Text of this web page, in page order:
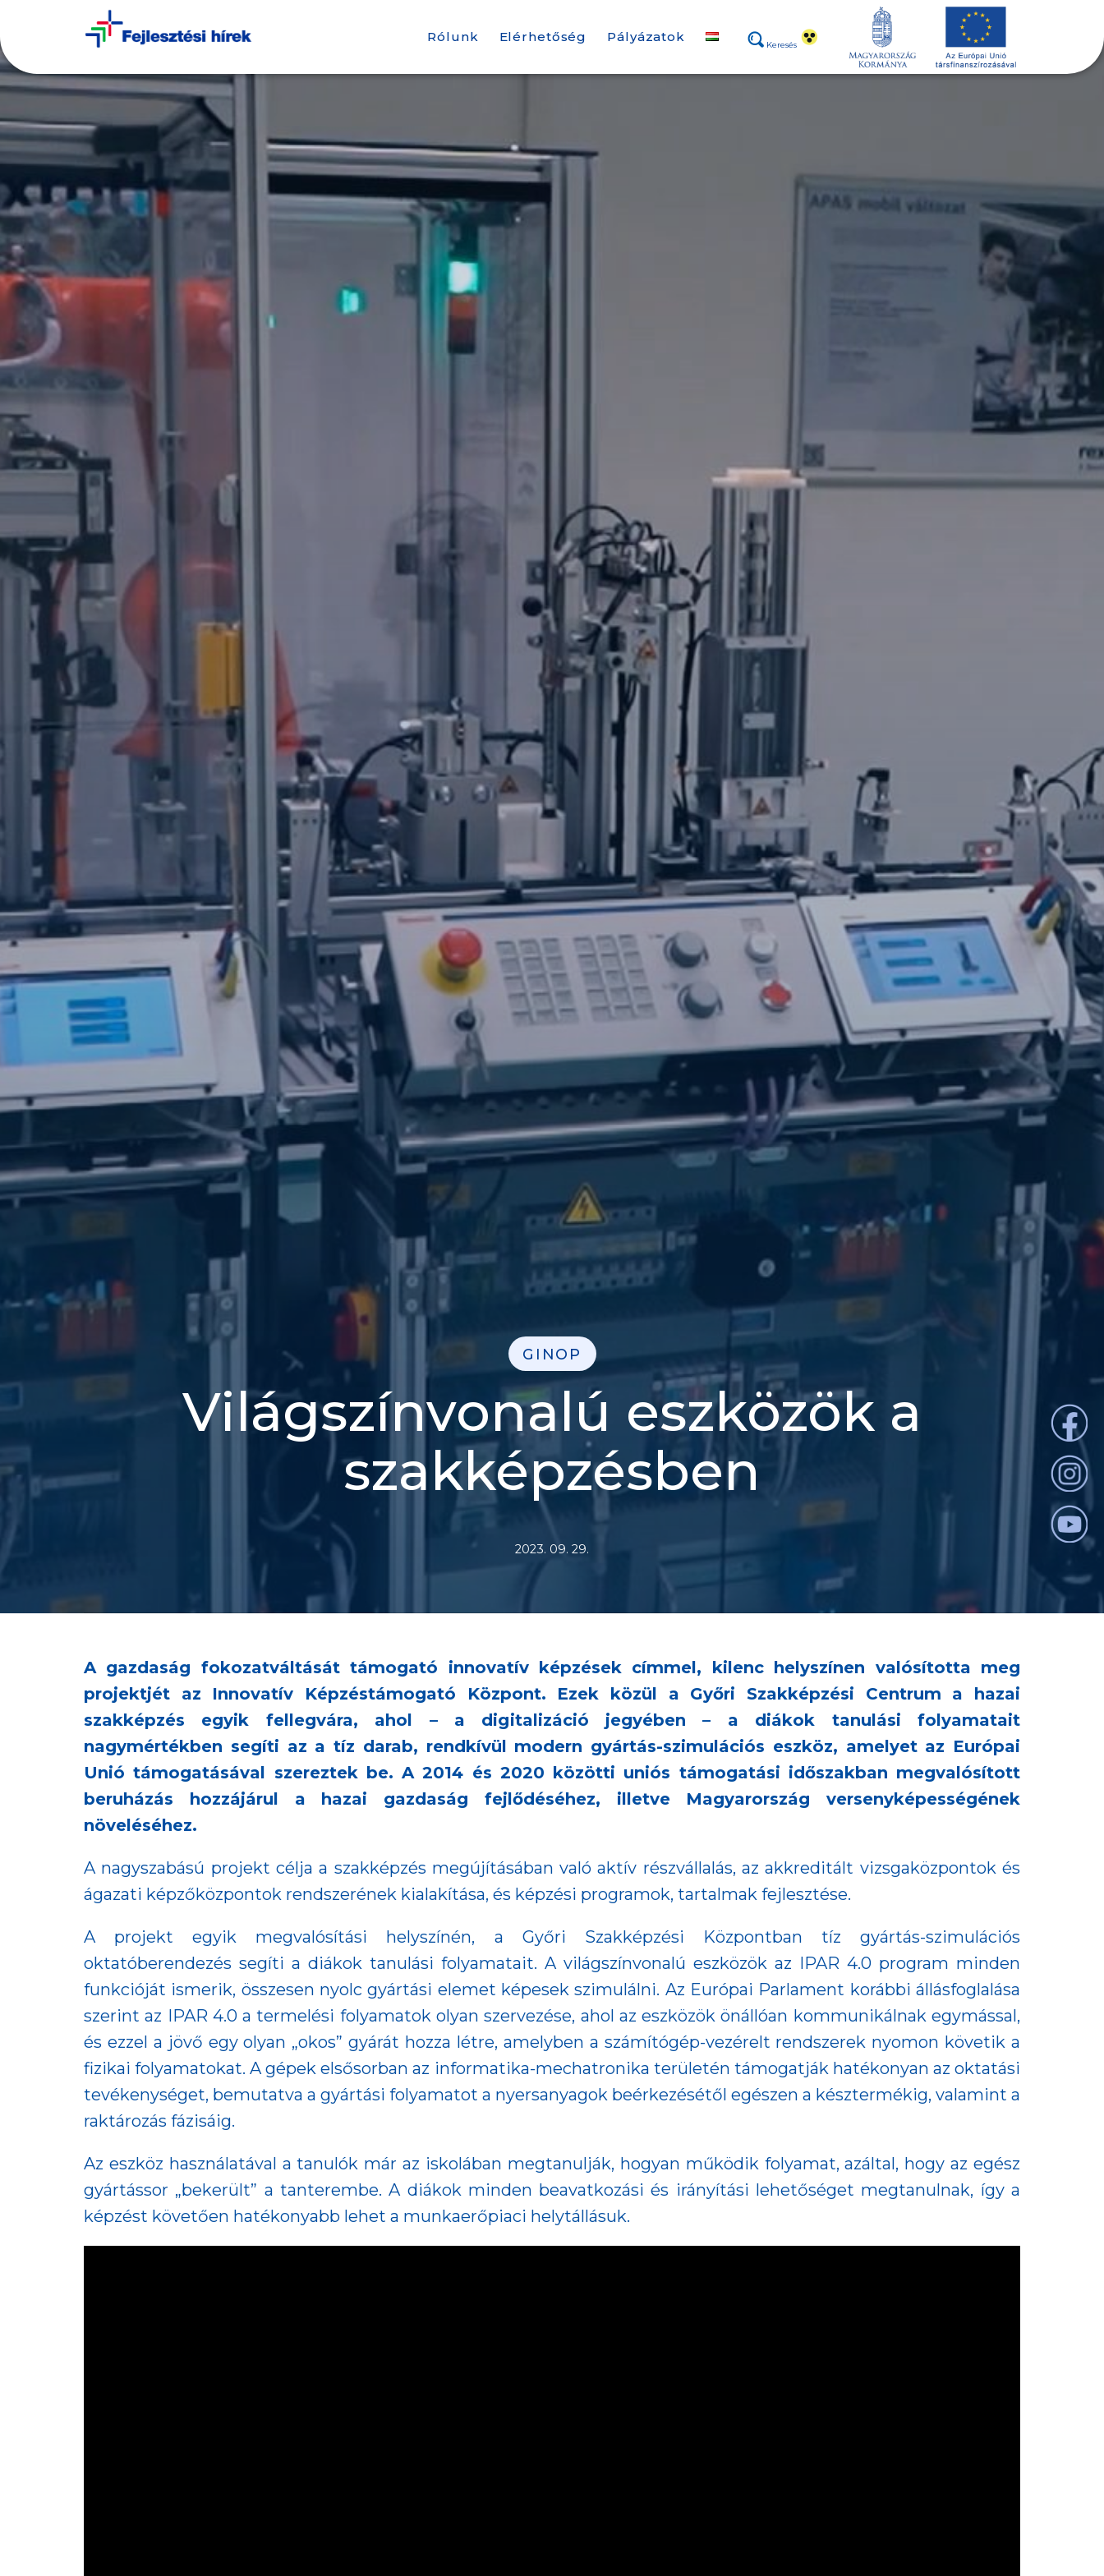
Keresés
Rólunk Elérhetőség Pályázatok
GINOP
Világszínvonalú eszközök a
szakképzésben
2023. 09. 29.
A gazdaság fokozatváltását támogató innovatív képzések címmel, kilenc helyszínen valósította meg
projektjét az Innovatív Képzéstámogató Központ. Ezek közül a Győri Szakképzési Centrum a hazai
szakképzés egyik fellegvára, ahol – a digitalizáció jegyében – a diákok tanulási folyamatait
nagymértékben segíti az a tíz darab, rendkívül modern gyártás-szimulációs eszköz, amelyet az Európai
Unió támogatásával szereztek be. A 2014 és 2020 közötti uniós támogatási időszakban megvalósított
beruházás hozzájárul a hazai gazdaság fejlődéséhez, illetve Magyarország versenyképességének
növeléséhez.
A nagyszabású projekt célja a szakképzés megújításában való aktív részvállalás, az akkreditált vizsgaközpontok és
ágazati képzőközpontok rendszerének kialakítása, és képzési programok, tartalmak fejlesztése.
A projekt egyik megvalósítási helyszínén, a Győri Szakképzési Központban tíz gyártás-szimulációs
oktatóberendezés segíti a diákok tanulási folyamatait. A világszínvonalú eszközök az IPAR 4.0 program minden
funkcióját ismerik, összesen nyolc gyártási elemet képesek szimulálni. Az Európai Parlament korábbi állásfoglalása
szerint az IPAR 4.0 a termelési folyamatok olyan szervezése, ahol az eszközök önállóan kommunikálnak egymással,
és ezzel a jövő egy olyan „okos” gyárát hozza létre, amelyben a számítógép-vezérelt rendszerek nyomon követik a
fizikai folyamatokat. A gépek elsősorban az informatika-mechatronika területén támogatják hatékonyan az oktatási
tevékenységet, bemutatva a gyártási folyamatot a nyersanyagok beérkezésétől egészen a késztermékig, valamint a
raktározás fázisáig.
Az eszköz használatával a tanulók már az iskolában megtanulják, hogyan működik folyamat, azáltal, hogy az egész
gyártássor „bekerült” a tanterembe. A diákok minden beavatkozási és irányítási lehetőséget megtanulnak, így a
képzést követően hatékonyabb lehet a munkaerőpiaci helytállásuk.